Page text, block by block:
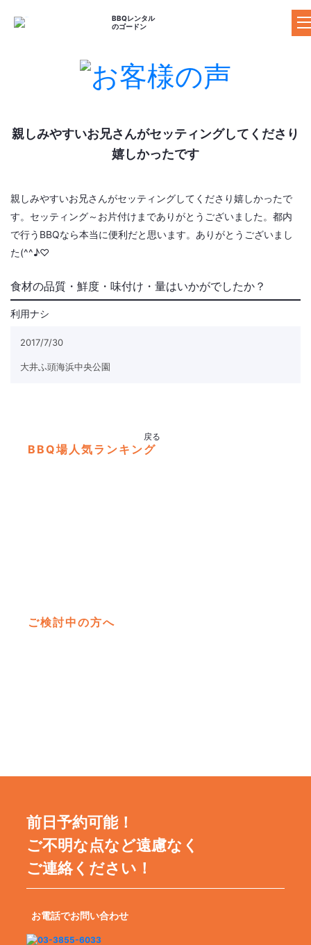
BBQレンタル
のゴードン
ゴードンのBBQレンタル
セットプラン
器材レンタルプラ
ン
食材プラン
BBQ場の案内
施設の特長からBBQ場を探す
お客様の声 ご利用ガイド
よくある質問
親しみやすいお兄さんがセッティングしてくださり
嬉しかったです
親しみやすいお兄さんがセッティングしてくださり嬉しかったで
す。セッティング～お片付けまでありがとうございました。都内
で行うBBQなら本当に便利だと思います。ありがとうございまし
た(^^♪♡
食材の品質・鮮度・味付け・量はいかがでしたか？
利用ナシ
2017/7/30
大井ふ頭海浜中央公園
戻る
BBQ場人気ランキング
ご検討中の方へ
前日予約可能！
ご不明な点など遠慮なく
ご連絡ください！
お電話でお問い合わせ